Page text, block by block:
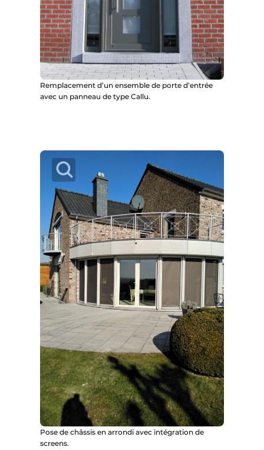
Remplacement d’un ensemble de porte d’entrée
avec un panneau de type Callu.
Pose de châssis en arrondi avec intégration de
screens.